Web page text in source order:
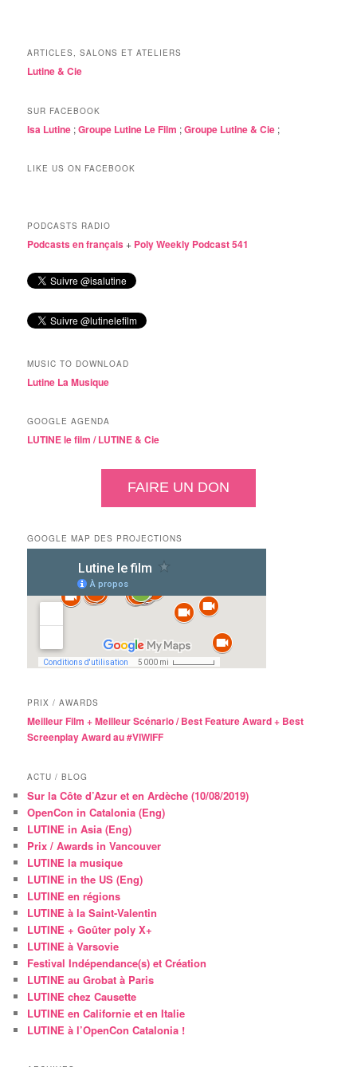
ARTICLES, SALONS ET ATELIERS
Lutine & Cie
SUR FACEBOOK
Isa Lutine ;Groupe Lutine Le Film ;Groupe Lutine & Cie ;
LIKE US ON FACEBOOK
PODCASTS RADIO
Podcasts en français+ Poly Weekly Podcast 541
MUSIC TO DOWNLOAD
Lutine La Musique
GOOGLE AGENDA
LUTINE le film /LUTINE & Cie
FAIRE UN DON
GOOGLE MAP DES PROJECTIONS
PRIX / AWARDS
Meilleur Film + Meilleur Scénario / Best Feature Award + Best
Screenplay Award au #VIWIFF
ACTU / BLOG
Sur la Côte d’Azur et en Ardèche (10/08/2019)
OpenCon in Catalonia (Eng)
LUTINE in Asia (Eng)
Prix / Awards in Vancouver
LUTINE la musique
LUTINE in the US (Eng)
LUTINE en régions
LUTINE à la Saint-Valentin
LUTINE + Goûter poly X+
LUTINE à Varsovie
Festival Indépendance(s) et Création
LUTINE au Grobat à Paris
LUTINE chez Causette
LUTINE en Californie et en Italie
LUTINE à l’OpenCon Catalonia !